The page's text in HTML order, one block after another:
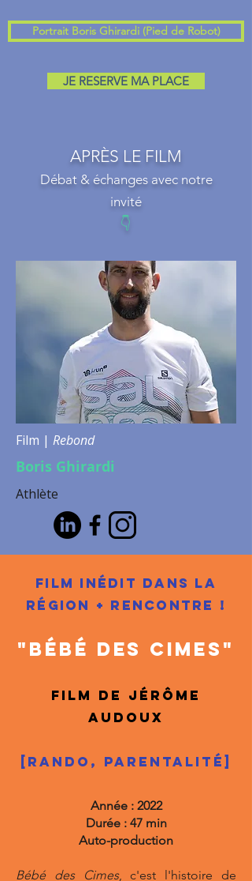
Portrait Boris Ghirardi (Pied de Robot)
JE RESERVE MA PLACE
APRÈS LE FILM
Débat & échanges avec notre
invité
👇
Film | Rebond
Boris Ghirardi
Athlète
FILM inédit dans la
région + RENCONTRE !
"bébé des cimes"
Film de jérôme
audoux
[rando, parentalité]
Année : 2022
Durée : 47 min
Auto-production
Bébé des Cimes, c'est l'histoire de